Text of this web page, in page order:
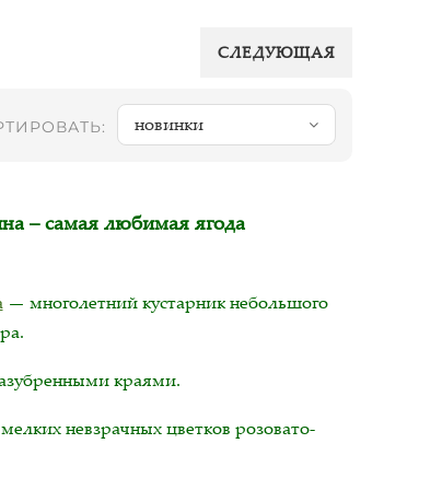
СЛЕДУЮЩАЯ
новинки
– самая любимая ягода
— многолетний кустарник небольшого
краями.
невзрачных цветков розовато-